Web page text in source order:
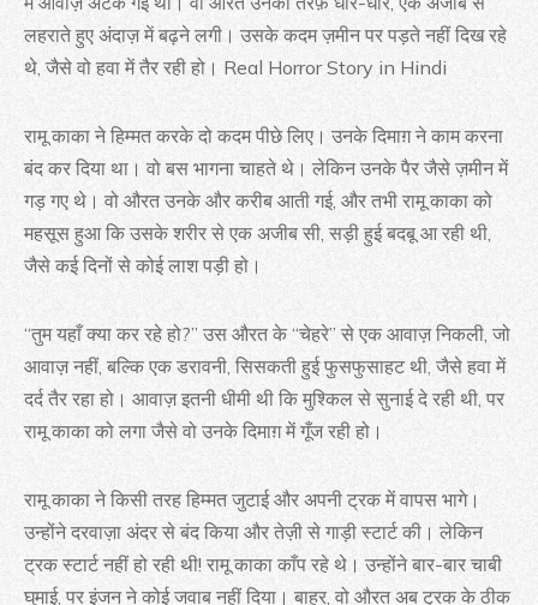
लहराते हुए अंदाज़ में बढ़ने लगी। उसके कदम ज़मीन पर पड़ते नहीं दिख रहे
थे, जैसे वो हवा में तैर रही हो। Real Horror Story in Hindi
रामू काका ने हिम्मत करके दो कदम पीछे लिए। उनके दिमाग़ ने काम करना
बंद कर दिया था। वो बस भागना चाहते थे। लेकिन उनके पैर जैसे ज़मीन में
गड़ गए थे। वो औरत उनके और करीब आती गई, और तभी रामू काका को
महसूस हुआ कि उसके शरीर से एक अजीब सी, सड़ी हुई बदबू आ रही थी,
जैसे कई दिनों से कोई लाश पड़ी हो।
“तुम यहाँ क्या कर रहे हो?” उस औरत के “चेहरे” से एक आवाज़ निकली, जो
आवाज़ नहीं, बल्कि एक डरावनी, सिसकती हुई फुसफुसाहट थी, जैसे हवा में
दर्द तैर रहा हो। आवाज़ इतनी धीमी थी कि मुश्किल से सुनाई दे रही थी, पर
रामू काका को लगा जैसे वो उनके दिमाग़ में गूँज रही हो।
रामू काका ने किसी तरह हिम्मत जुटाई और अपनी ट्रक में वापस भागे।
उन्होंने दरवाज़ा अंदर से बंद किया और तेज़ी से गाड़ी स्टार्ट की। लेकिन
ट्रक स्टार्ट नहीं हो रही थी! रामू काका काँप रहे थे। उन्होंने बार-बार चाबी
घुमाई, पर इंजन ने कोई जवाब नहीं दिया। बाहर, वो औरत अब ट्रक के ठीक